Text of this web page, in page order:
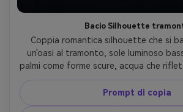
Bacio Silhouette
Coppia romantica silhouette che si
un'oasi al tramonto, sole luminoso
palmi come forme scure, acqua che
e rosa, scattato su Canon EOS
retroilluminazione, bordi puliti
romanticismo cinematografico
Prompt di copia